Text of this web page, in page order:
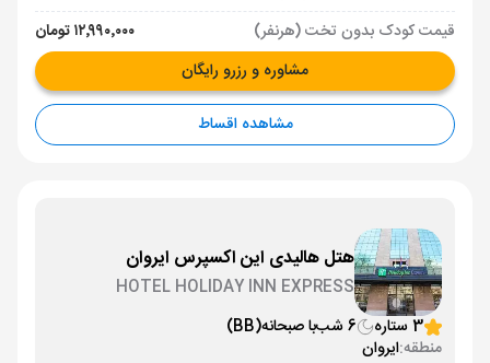
قیمت کودک بدون تخت (هرنفر)
۱۲٬۹۹۰٬۰۰۰ تومان
مشاوره و رزرو رایگان
مشاهده اقساط
هتل هالیدی این اکسپرس ایروان
HOTEL HOLIDAY INN EXPRESS
3 ستاره
6 شب با صبحانه(BB)
منطقه:ایروان